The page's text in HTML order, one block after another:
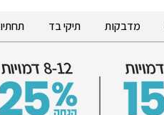
מדבקות תיקי בד